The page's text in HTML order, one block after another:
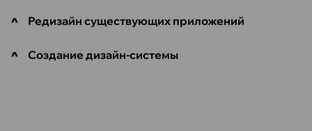
Редизайн существующих приложений
Создание дизайн-системы